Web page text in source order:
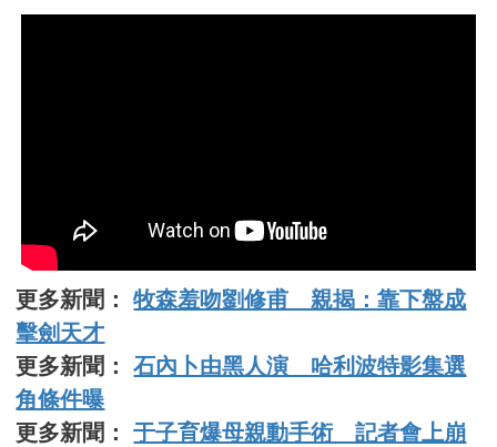
更多新聞：牧森羞吻劉修甫 親揭：靠下盤成
擊劍天才
更多新聞：石內卜由黑人演 哈利波特影集選
角條件曝
更多新聞：于子育爆母親動手術 記者會上崩